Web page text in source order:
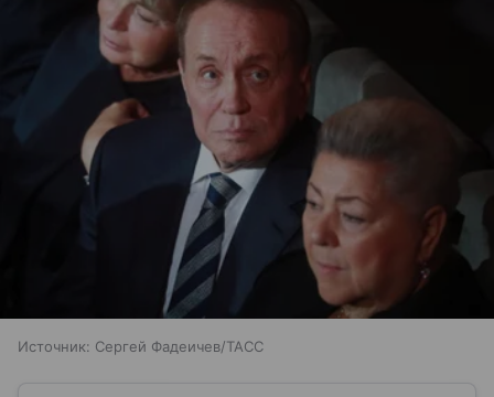
Источник: Сергей Фадеичев/ТАСС